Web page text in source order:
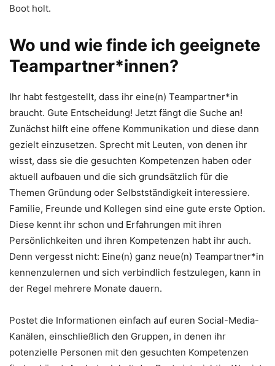
Boot holt.
Wo und wie finde ich geeignete
Teampartner*innen?
Ihr habt festgestellt, dass ihr eine(n) Teampartner*in
braucht. Gute Entscheidung! Jetzt fängt die Suche an!
Zunächst hilft eine offene Kommunikation und diese dann
gezielt einzusetzen. Sprecht mit Leuten, von denen ihr
wisst, dass sie die gesuchten Kompetenzen haben oder
aktuell aufbauen und die sich grundsätzlich für die
Themen Gründung oder Selbstständigkeit interessiere.
Familie, Freunde und Kollegen sind eine gute erste Option.
Diese kennt ihr schon und Erfahrungen mit ihren
Persönlichkeiten und ihren Kompetenzen habt ihr auch.
Denn vergesst nicht: Eine(n) ganz neue(n) Teampartner*in
kennenzulernen und sich verbindlich festzulegen, kann in
der Regel mehrere Monate dauern.
Postet die Informationen einfach auf euren Social-Media-
Kanälen, einschließlich den Gruppen, in denen ihr
potenzielle Personen mit den gesuchten Kompetenzen